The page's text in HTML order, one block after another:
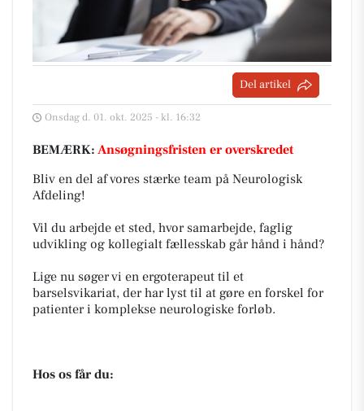
Del artikel
Onsdag d. 01. okt. 2025 - kl. 16:32
BEMÆRK: Ansøgningsfristen er overskredet
Bliv en del af vores stærke team på Neurologisk
Afdeling!
Vil du arbejde et sted, hvor samarbejde, faglig
udvikling og kollegialt fællesskab går hånd i hånd?
Lige nu søger vi en ergoterapeut til et
barselsvikariat, der har lyst til at gøre en forskel for
patienter i komplekse neurologiske forløb.
Hos os får du: